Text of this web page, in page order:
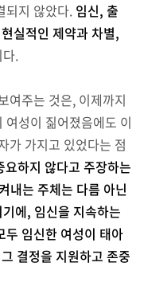
되지 않았다. 임신, 출
실적인 제약과 차별,
.
여주는 것은, 이제까지
성이 짊어졌음에도 이
가 가지고 있었다는 점
요하지 않다고 주장하는
내는 주체는 다름 아닌
에, 임신을 지속하는
두 임신한 여성이 태아
결정을 지원하고 존중